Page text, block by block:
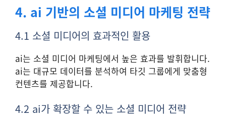
4. ai 기반의 소셜 미디어 마케팅 전략
4.1 소셜 미디어의 효과적인 활용
ai는 소셜 미디어 마케팅에서 높은 효과를 발휘합니다.
ai는 대규모 데이터를 분석하여 타깃 그룹에게 맞춤형
컨텐츠를 제공합니다.
4.2 ai가 확장할 수 있는 소셜 미디어 전략